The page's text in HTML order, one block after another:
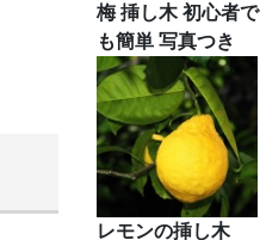
梅 挿し木 初心者で
も簡単 写真つき
レモンの挿し木